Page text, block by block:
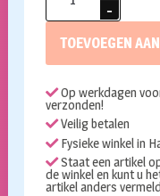
blouse
TOEVOEGEN
Op werkdagen
verzonden!
Veilig betalen
Fysieke winkel in
Staat een artikel
de winkel en kunt u
artikel anders vermeld